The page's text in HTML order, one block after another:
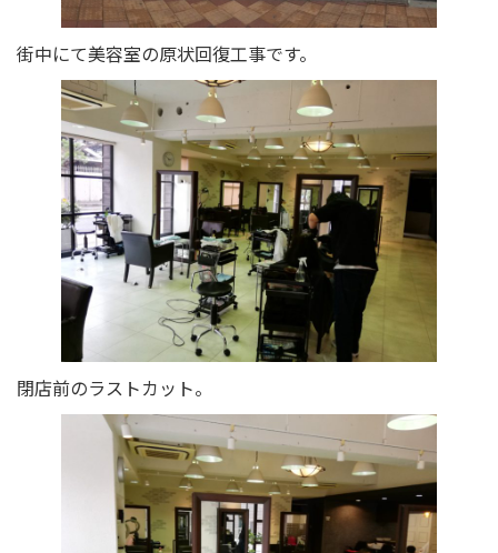
街中にて美容室の原状回復工事です。
閉店前のラストカット。